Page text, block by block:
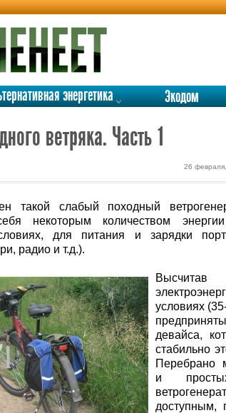
энергетика Экодом
ветряка. Часть 1
26
такой слабый походный
некоторым количеством
для питания и зарядки
радио и т.д.).
условиях
девайса,
стабильно
Перебрано
и
доступным,